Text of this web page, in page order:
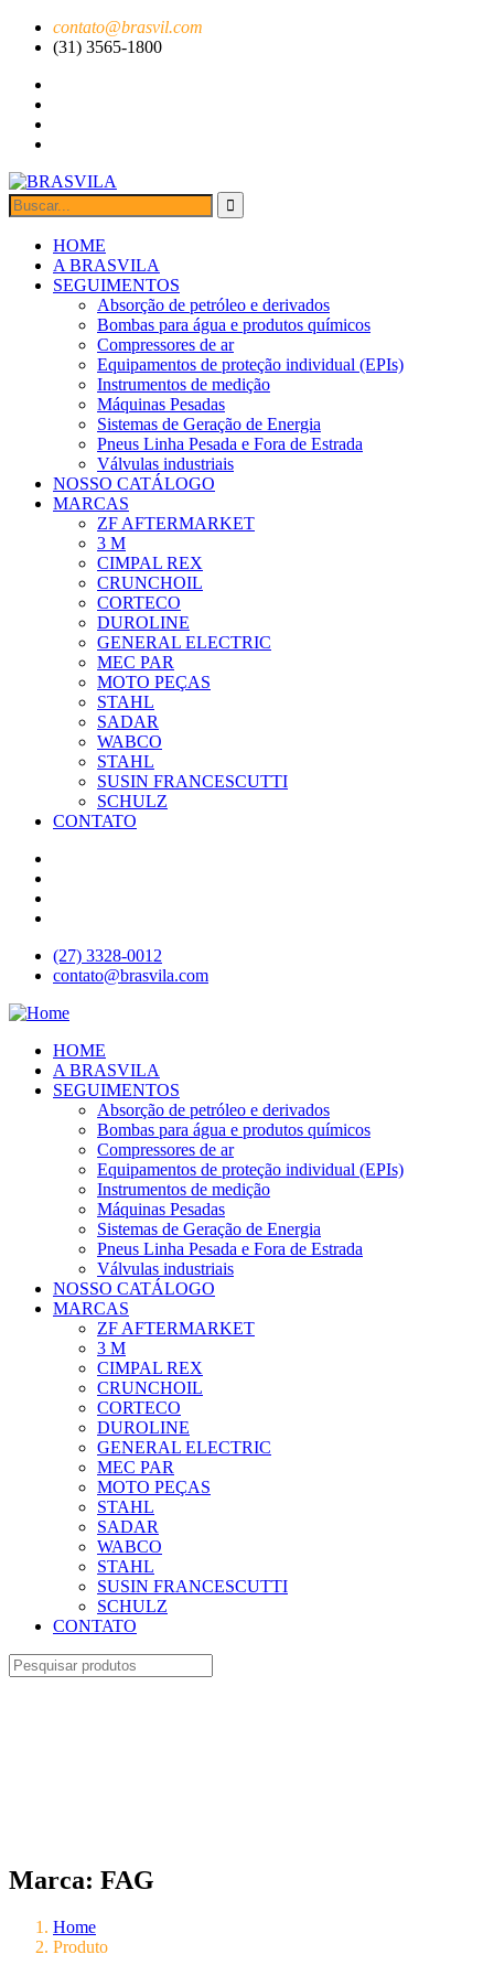
contato@brasvil.com
(31) 3565-1800
HOME
A BRASVILA
SEGUIMENTOS
Absorção de petróleo e derivados
Bombas para água e produtos químicos
Compressores de ar
Equipamentos de proteção individual (EPIs)
Instrumentos de medição
Máquinas Pesadas
Sistemas de Geração de Energia
Pneus Linha Pesada e Fora de Estrada
Válvulas industriais
NOSSO CATÁLOGO
MARCAS
ZF AFTERMARKET
3 M
CIMPAL REX
CRUNCHOIL
CORTECO
DUROLINE
GENERAL ELECTRIC
MEC PAR
MOTO PEÇAS
STAHL
SADAR
WABCO
STAHL
SUSIN FRANCESCUTTI
SCHULZ
CONTATO
(27) 3328-0012
contato@brasvila.com
HOME
A BRASVILA
SEGUIMENTOS
Absorção de petróleo e derivados
Bombas para água e produtos químicos
Compressores de ar
Equipamentos de proteção individual (EPIs)
Instrumentos de medição
Máquinas Pesadas
Sistemas de Geração de Energia
Pneus Linha Pesada e Fora de Estrada
Válvulas industriais
NOSSO CATÁLOGO
MARCAS
ZF AFTERMARKET
3 M
CIMPAL REX
CRUNCHOIL
CORTECO
DUROLINE
GENERAL ELECTRIC
MEC PAR
MOTO PEÇAS
STAHL
SADAR
WABCO
STAHL
SUSIN FRANCESCUTTI
SCHULZ
CONTATO
Marca: FAG
Home
Produto